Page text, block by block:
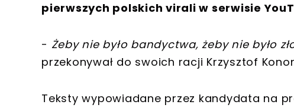
pierwszych polskich virali w serwisie
- Żeby nie było bandyctwa, żeby nie było
przekonywał do swoich racji Krzysztof
Teksty wypowiadane przez kandydata na